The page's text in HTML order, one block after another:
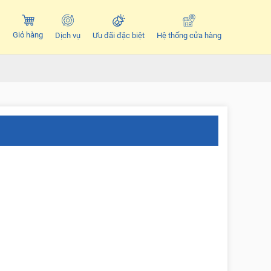
Giỏ hàng Dịch vụ Ưu đãi đặc biệt Hệ thống cửa hàng